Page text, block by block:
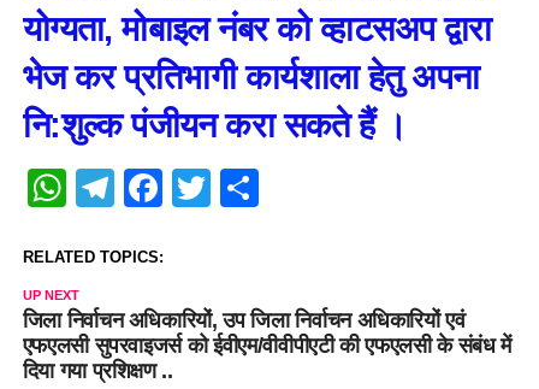
योग्यता, मोबाइल नंबर को व्हाटसअप द्वारा
भेज कर प्रतिभागी कार्यशाला हेतु अपना
नि:शुल्क पंजीयन करा सकते हैं ।
WhatsApp
Telegram
Facebook
Twitter
Share
RELATED TOPICS:
UP NEXT
जिला निर्वाचन अधिकारियों, उप जिला निर्वाचन अधिकारियों एवं
एफएलसी सुपरवाइजर्स को ईवीएम/वीवीपीएटी की एफएलसी के संबंध में
दिया गया प्रशिक्षण ..